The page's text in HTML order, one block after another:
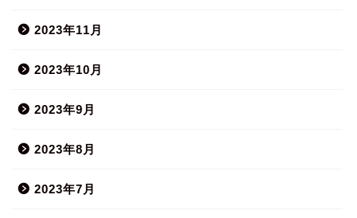
2023年11月
2023年10月
2023年9月
2023年8月
2023年7月